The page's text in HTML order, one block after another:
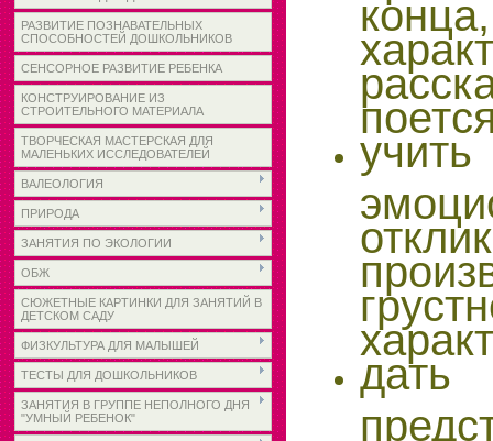
РАЗВИТИЕ ПОЗНАВАТЕЛЬНЫХ
СПОСОБНОСТЕЙ ДОШКОЛЬНИКОВ
СЕНСОРНОЕ РАЗВИТИЕ РЕБЕНКА
КОНСТРУИРОВАНИЕ ИЗ
СТРОИТЕЛЬНОГО МАТЕРИАЛА
ТВОРЧЕСКАЯ МАСТЕРСКАЯ ДЛЯ
МАЛЕНЬКИХ ИССЛЕДОВАТЕЛЕЙ
ВАЛЕОЛОГИЯ
ПРИРОДА
ЗАНЯТИЯ ПО ЭКОЛОГИИ
ОБЖ
СЮЖЕТНЫЕ КАРТИНКИ ДЛЯ ЗАНЯТИЙ В
ДЕТСКОМ САДУ
ФИЗКУЛЬТУРА ДЛЯ МАЛЫШЕЙ
ТЕСТЫ ДЛЯ ДОШКОЛЬНИКОВ
ЗАНЯТИЯ В ГРУППЕ НЕПОЛНОГО ДНЯ
"УМНЫЙ РЕБЕНОК"
дать